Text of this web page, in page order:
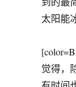
太阳能
觉得，